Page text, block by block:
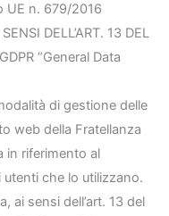
UE n. 679/2016
DELL’ART. 13 DEL
“General Data
di gestione delle
web della Fratellanza
in riferimento al
che lo utilizzano.
ai sensi dell’art. 13 del